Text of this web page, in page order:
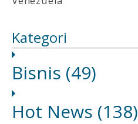
Kategori
Bisnis (49)
Hot News (138)